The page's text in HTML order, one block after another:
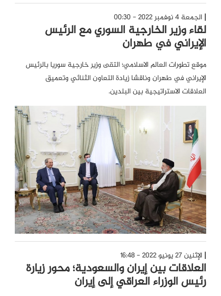
الجمعة 4 نوفمبر 2022 - 00:30
لقاء وزير الخارجية السوري مع الرئيس
الإيراني في طهران
موقع تطورات العالم الاسلامي؛ التقى وزير خارجية سوريا بالرئيس
الإيراني في طهران وناقشا زيادة التعاون الثنائي وتعميق
العلاقات الاستراتيجية بين البلدين.
الإثنين 27 يونيو 2022 - 16:48
العلاقات بين إيران والسعودية؛ محور زيارة
رئيس الوزراء العراقي إلى إيران